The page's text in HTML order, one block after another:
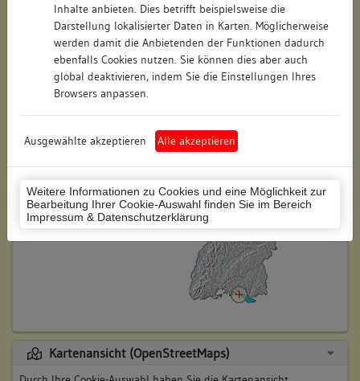
Inhalte anbieten. Dies betrifft beispielsweise die
Darstellung lokalisierter Daten in Karten. Möglicherweise
werden damit die Anbietenden der Funktionen dadurch
ebenfalls Cookies nutzen. Sie können dies aber auch
global deaktivieren, indem Sie die Einstellungen Ihres
Browsers anpassen.
Ausgewählte akzeptieren Alle akzeptieren
Weitere Informationen zu Cookies und eine Möglichkeit zur
Bearbeitung Ihrer Cookie-Auswahl finden Sie im Bereich
Impressum & Datenschutzerklärung
Regierungsbezirk: Freiburg
Konstanz (Landkreis)
Wohnplatzschlüssel: 8335043012
Flurstücknummer: keine
Historischer Straßenname: keiner
Lage des Wohnplatzes:
Kartenansicht (OpenStreetMaps)